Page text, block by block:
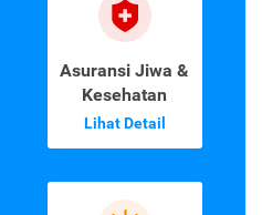
Asuransi Jiwa &
Kesehatan
Lihat Detail